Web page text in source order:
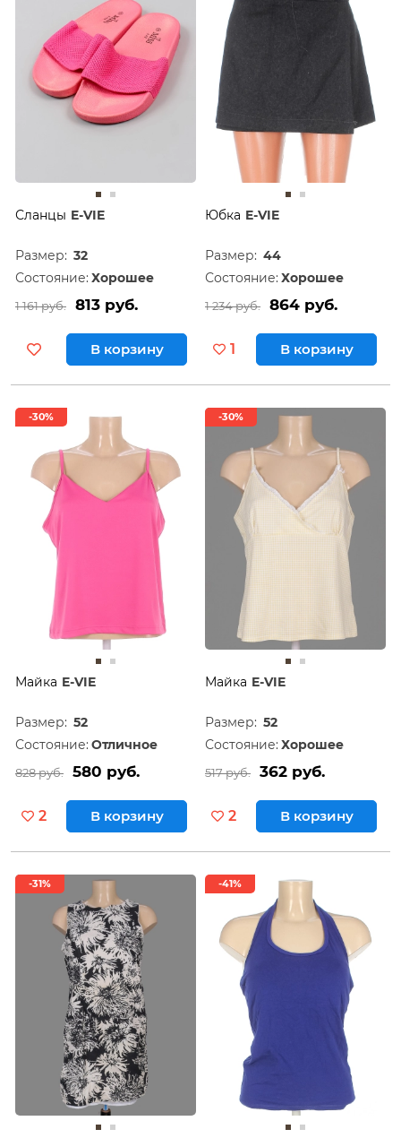
Сланцы E-VIE
Размер: 32
Состояние: Хорошее
1 161 руб. 813 руб.
В корзину
Юбка E-VIE
Размер: 44
Состояние: Хорошее
1 234 руб. 864 руб.
1 В корзину
-30%
Майка E-VIE
Размер: 52
Состояние: Отличное
828 руб. 580 руб.
2 В корзину
-30%
Майка E-VIE
Размер: 52
Состояние: Хорошее
517 руб. 362 руб.
2 В корзину
-31% -41%